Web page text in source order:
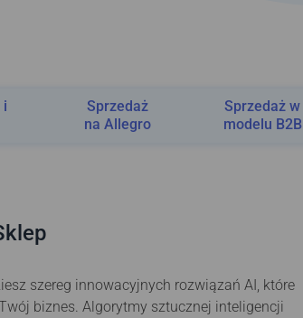
i
Sprzedaż
na Allegro
Sprzedaż w
modelu B2B
szereg innowacyjnych rozwiązań AI, które
biznes. Algorytmy sztucznej inteligencji